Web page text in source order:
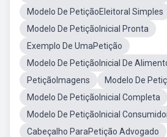
Modelo De PetiçãoEleitoral Simples
Modelo De PetiçãoInicial Pronta
Exemplo De UmaPetição
Modelo De PetiçãoInicial De
PetiçãoImagens
Modelo De
Modelo De PetiçãoInicial Completa
Modelo De PetiçãoInicial
Cabeçalho ParaPetição Advogado